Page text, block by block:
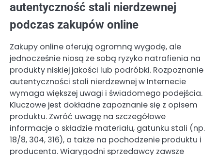
autentyczność stali nierdzewnej
podczas zakupów online
Zakupy online oferują ogromną wygodę, ale
jednocześnie niosą ze sobą ryzyko natrafienia na
produkty niskiej jakości lub podróbki. Rozpoznanie
autentyczności stali nierdzewnej w Internecie
wymaga większej uwagi i świadomego podejścia.
Kluczowe jest dokładne zapoznanie się z opisem
produktu. Zwróć uwagę na szczegółowe
informacje o składzie materiału, gatunku stali (np.
18/8, 304, 316), a także na pochodzenie produktu i
producenta. Wiarygodni sprzedawcy zawsze